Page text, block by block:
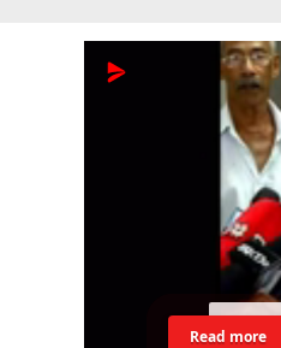
Read more